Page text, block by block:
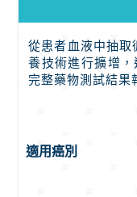
從患者血液中抽
養技術進行擴增
完整藥物測試結果
適用癌別